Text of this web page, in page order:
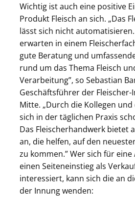
Wichtig ist auch eine positive
Produkt Fleisch an sich. „Das
lässt sich nicht
erwarten in einem
gute Beratung und
rund um das Thema Fleisch
Verarbeitung”, so Sebastian
Geschäftsführer der Fleischer-
Mitte. „Durch die Kollegen und
sich in der täglichen Praxis
Das Fleischerhandwerk bietet
an, die helfen, auf den
zu kommen.” Wer sich für
einen Seiteneinstieg als
interessiert, kann sich die an
der Innung wenden: